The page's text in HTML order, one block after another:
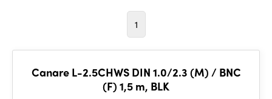
1
Canare L-2.5CHWS DIN 1.0/2.3 (M) / BNC
(F) 1,5 m, BLK